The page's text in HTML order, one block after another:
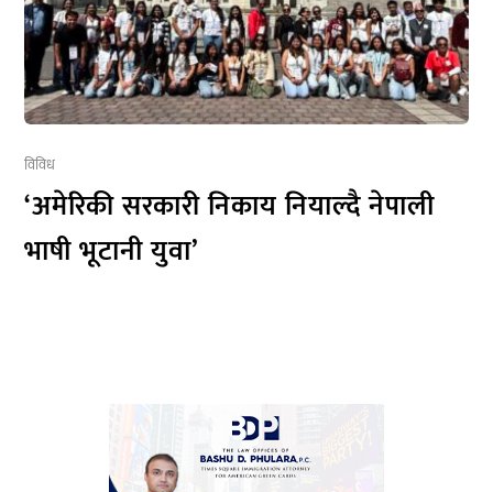
विविध
‘अमेरिकी सरकारी निकाय नियाल्दै नेपाली
भाषी भूटानी युवा’